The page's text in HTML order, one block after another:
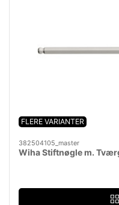
FLERE VARIANTER
382504105_master
Wiha Stiftnøgle m.